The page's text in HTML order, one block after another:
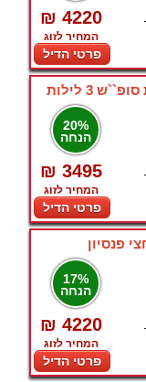
₪ 4220
המחיר לזוג
פרטי הדיל
3 לילות
20%
הנחה
₪ 3495
המחיר לזוג
פרטי הדיל
17%
הנחה
₪ 4220
המחיר לזוג
פרטי הדיל